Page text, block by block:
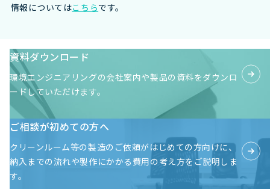
情報についてはこちらです。
資料ダウンロード
環境エンジニアリングの会社案内や製品の資料をダウンロ
ードしていただけます。
ご相談が初めての方へ
クリーンルーム等の製造のご依頼がはじめての方向けに、
納入までの流れや製作にかかる費用の考え方をご説明しま
す。